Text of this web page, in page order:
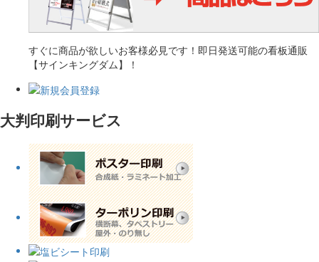
すぐに商品が欲しいお客様必見です！即日発送可能の看板通販
【サインキングダム】！
大判印刷サービス